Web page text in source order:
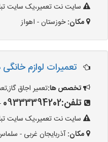
سایت نت تعمیر،یک سایت
مکان:خوزستان - اهواز
تعمیرات لوازم
تخصص ها:تعمیر اجاق
تلفن:09333394202
سایت نت تعمیر،یک سایت
مکان:آذربایجان غربی -